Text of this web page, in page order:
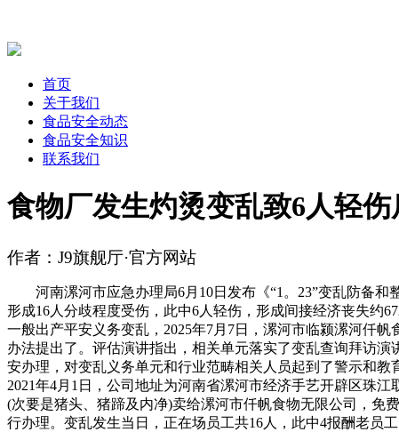
首页
关于我们
食品安全动态
食品安全知识
联系我们
食物厂发生灼烫变乱致6人轻
作者：J9旗舰厅·官方网站
河南漯河市应急办理局6月10日发布《“1。23”变乱防备和
形成16人分歧程度受伤，此中6人轻伤，形成间接经济丧失约
一般出产平安义务变乱，2025年7月7日，漯河市临颍漯河仟
办法提出了。评估演讲指出，相关单元落实了变乱查询拜访
安办理，对变乱义务单元和行业范畴相关人员起到了警示和
2021年4月1日，公司地址为河南省漯河市经济手艺开辟区珠
(次要是猪头、猪蹄及内净)卖给漯河市仟帆食物无限公司，免
行办理。变乱发生当日，正在场员工共16人，此中4报酬老员